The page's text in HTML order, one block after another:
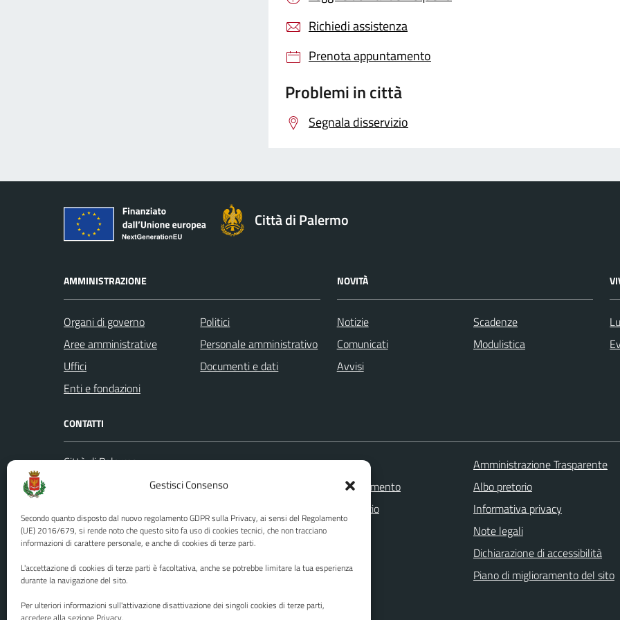
Gestisci Consenso
Secondo quanto disposto dal nuovo regolamento GDPR sulla Privacy, ai sensi del Regolamento
(UE) 2016/679, si rende noto che questo sito fa uso di cookies tecnici, che non tracciano
informazioni di carattere personale, e anche di cookies di terze parti.
L'accettazione di cookies di terze parti è facoltativa, anche se potrebbe limitare la tua esperienza
durante la navigazione del sito.
Per ulteriori informazioni sull'attivazione disattivazione dei singoli cookies di terze parti,
Richiedi assistenza
Prenota appuntamento
Problemi in città
Segnala disservizio
Città di Palermo
AMMINISTRAZIONE
Organi di governo
Aree amministrative
Uffici
Enti e fondazioni
Politici
Personale amministrativo
Documenti e dati
NOVITÀ
Notizie
Comunicati
Avvisi
Scadenze
Modulistica
CONTATTI
Città di Palermo
Codice fiscale / P. IVA:80016350821
U.O. Ufficio Relazioni con il Pubblico
(URP)
Numero verde: 0917401111
PEC:protocollo@cert.comune.palermo.it
Leggi le FAQ
Prenotazione appuntamento
Segnalazione disservizio
Richiesta assistenza
Amministrazione Trasparente
Albo pretorio
Informativa privacy
Note legali
Dichiarazione di accessibilità
Piano di miglioramento del sito